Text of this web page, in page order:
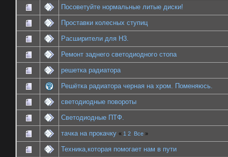
Посоветуйте нормальные литые диски!
Проставки колесных ступиц
Расширители для Н3.
Ремонт заднего светодиодного стопа
решетка радиатора
Решётка радиатора черная на хром. Поменяюсь.
светодиодные повороты
Светодиодные ПТФ.
тачка на прокачку « 1 2 Все »
Техника,которая помогает нам в пути